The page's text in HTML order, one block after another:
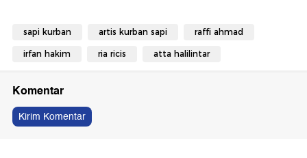
sapi kurban artis kurban sapi raffi ahmad
irfan hakim ria ricis atta halilintar
Komentar
Kirim Komentar